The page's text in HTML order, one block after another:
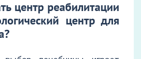
центр реабилитации
центр для